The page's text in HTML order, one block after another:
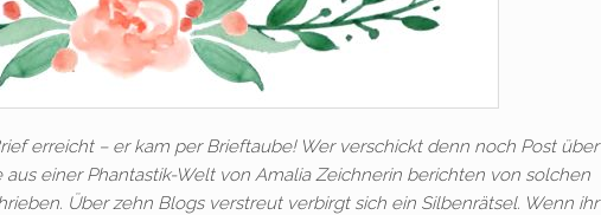
erreicht – er kam per Brieftaube! Wer verschickt denn noch Post über
einer Phantastik-Welt von Amalia Zeichnerin berichten von solchen
Über zehn Blogs verstreut verbirgt sich ein Silbenrätsel. Wenn ihr